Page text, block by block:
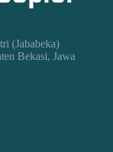
(Jababeka)
Bekasi, Jawa